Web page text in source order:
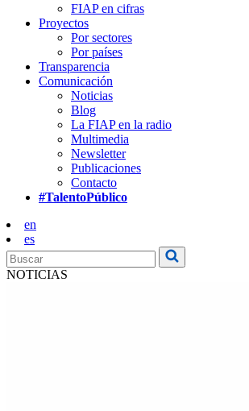
FIAP en cifras
Proyectos
Por sectores
Por países
Transparencia
Comunicación
Noticias
Blog
La FIAP en la radio
Multimedia
Newsletter
Publicaciones
Contacto
#TalentoPúblico
en
es
NOTICIAS